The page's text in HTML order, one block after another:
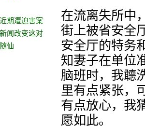
期遭迫害案
闻改变这对
仙
在流离失所中
街上被省安全
安全厅的特务
知妻子在单位
脑班时，我聼
里有点紧张，
有点放心，我
愿如此。